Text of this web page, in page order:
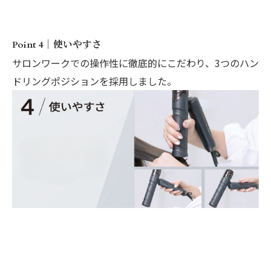
Point 4｜使いやすさ
サロンワークでの操作性に徹底的にこだわり、3つのハン
ドリングポジションを採用しました。